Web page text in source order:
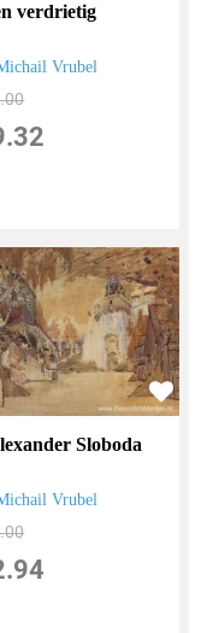
verdrietig
Vrubel
Sloboda
Vrubel